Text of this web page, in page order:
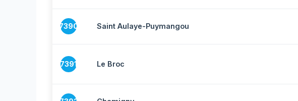
7390 Saint Aulaye-Puymangou
7391 Le Broc